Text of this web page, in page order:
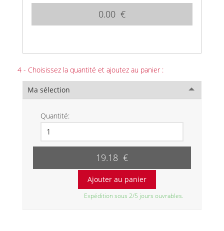
0.00 €
4 - Choisissez la quantité et ajoutez au panier :
Ma sélection
Quantité:
19.18 €
Expédition sous 2/5 jours ouvrables.